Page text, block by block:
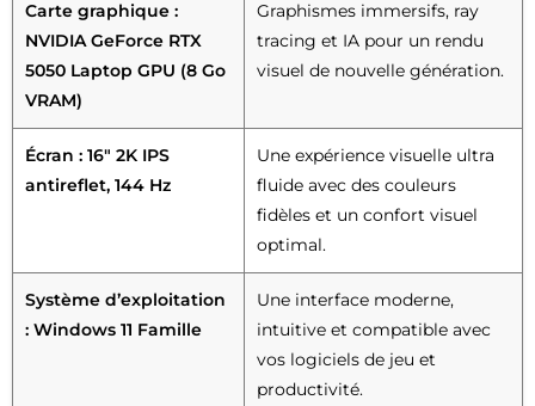
Carte graphique :
NVIDIA GeForce RTX
5050 Laptop GPU (8 Go
VRAM)
Graphismes immersifs, ray
tracing et IA pour un rendu
visuel de nouvelle génération.
Écran : 16″ 2K IPS
antireflet, 144 Hz
Une expérience visuelle ultra
fluide avec des couleurs
fidèles et un confort visuel
optimal.
Système d’exploitation
: Windows 11 Famille
Une interface moderne,
intuitive et compatible avec
vos logiciels de jeu et
productivité.